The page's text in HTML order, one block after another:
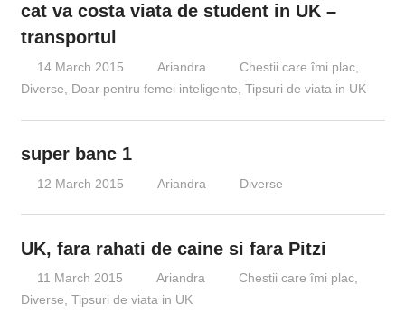
cat va costa viata de student in UK –
transportul
14 March 2015 Ariandra Chestii care îmi plac
Diverse
Doar pentru femei inteligente Tipsuri de viata in UK
super banc 1
12 March 2015 Ariandra Diverse
UK, fara rahati de caine si fara Pitzi
11 March 2015 Ariandra Chestii care îmi plac,
Diverse, Tipsuri de viata in UK